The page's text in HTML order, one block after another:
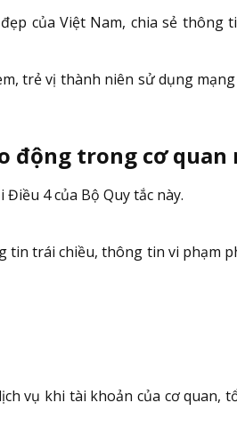
của Việt Nam, chia sẻ thông
trẻ vị thành niên sử dụng
động trong cơ quan
4 của Bộ Quy tắc này.
trái chiều, thông tin vi phạm
vụ khi tài khoản của cơ quan,